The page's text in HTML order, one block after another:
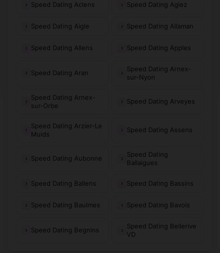
Speed Dating Aclens Speed Dating Agiez
Speed Dating Aigle Speed Dating Allaman
Speed Dating Allens Speed Dating Apples
Speed Dating Aran
Speed Dating Arnex-
sur-Nyon
Speed Dating Arnex-
sur-Orbe
Speed Dating Arveyes
Speed Dating Arzier-Le
Muids
Speed Dating Assens
Speed Dating Aubonne
Speed Dating
Ballaigues
Speed Dating Ballens Speed Dating Bassins
Speed Dating Baulmes Speed Dating Bavois
Speed Dating Begnins
Speed Dating Bellerive
VD